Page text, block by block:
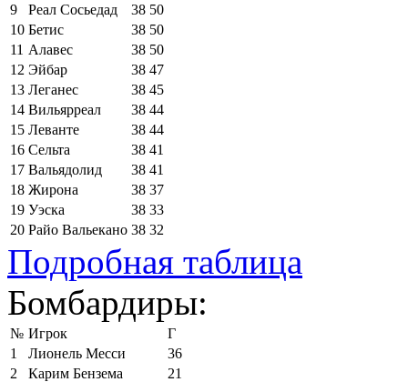
9
Реал Сосьедад 38 50
10 Бетис 38 50
11 Алавес 38 50
12 Эйбар 38 47
13 Леганес 38 45
14 Вильярреал 38 44
15 Леванте 38 44
16 Сельта 38 41
17 Вальядолид 38 41
18 Жирона 38 37
19 Уэска 38 33
20 Райо Вальекано 38 32
Подробная таблица
Бомбардиры:
№ Игрок
Г
1
Лионель Месси
36
2
Карим Бензема
21